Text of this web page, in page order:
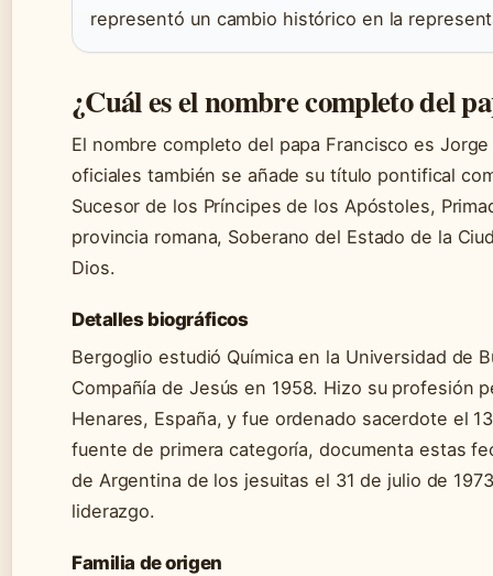
representó un cambio histórico en la
¿Cuál es el nombre completo del
El nombre completo del papa Francisco es
oficiales también se añade su título pontifical
Sucesor de los Príncipes de los Apóstoles,
provincia romana, Soberano del Estado de la
Dios.
Detalles biográficos
Bergoglio estudió Química en la Universidad de
Compañía de Jesús en 1958. Hizo su profesión
Henares, España, y fue ordenado sacerdote el
fuente de primera categoría, documenta estas
de Argentina de los jesuitas el 31 de julio de
liderazgo.
Familia de origen